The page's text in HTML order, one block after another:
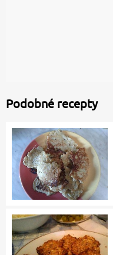
Podobné recepty